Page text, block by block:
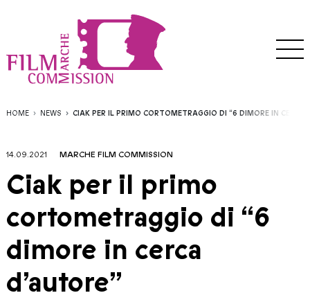
HOME NEWS CIAK PER IL PRIMO CORTOMETRAGGIO DI “6 DIMORE IN CERCA
14.09.2021 MARCHE FILM COMMISSION
Ciak per il primo
cortometraggio di “6
dimore in cerca
d’autore”